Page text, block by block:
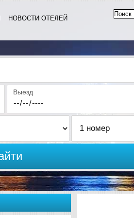
НОВОСТИ ОТЕЛЕЙ
Выезд